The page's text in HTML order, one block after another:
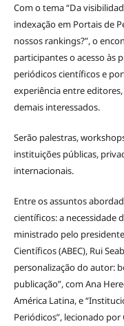
Com o tema “Da
indexação em Portais de
nossos rankings?”, o
participantes o acesso às
periódicos científicos e
experiência entre
demais interessados.
Serão palestras,
instituições públicas,
internacionais.
Entre os assuntos
científicos: a necessidade
ministrado pelo
Científicos (ABEC), Rui
personalização do autor:
publicação”, com Ana
América Latina, e
Periódicos”, lecionado